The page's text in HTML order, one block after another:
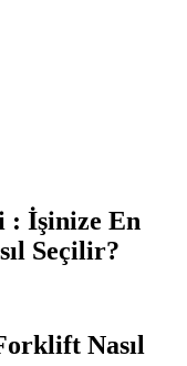
İşinize En
Seçilir?
Nasıl